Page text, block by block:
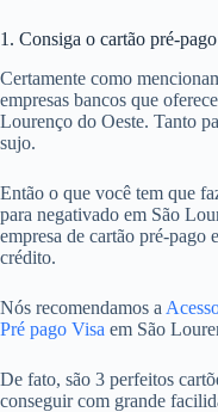
1. Consiga o cartão pré-
Certamente como
empresas bancos que
Lourenço do Oeste. Tanto
sujo.
Então o que você tem que
para negativado em São
empresa de cartão pré-pago
crédito.
Nós recomendamos a
Pré pago Visa em São
De fato, são 3 perfeitos
conseguir com grande